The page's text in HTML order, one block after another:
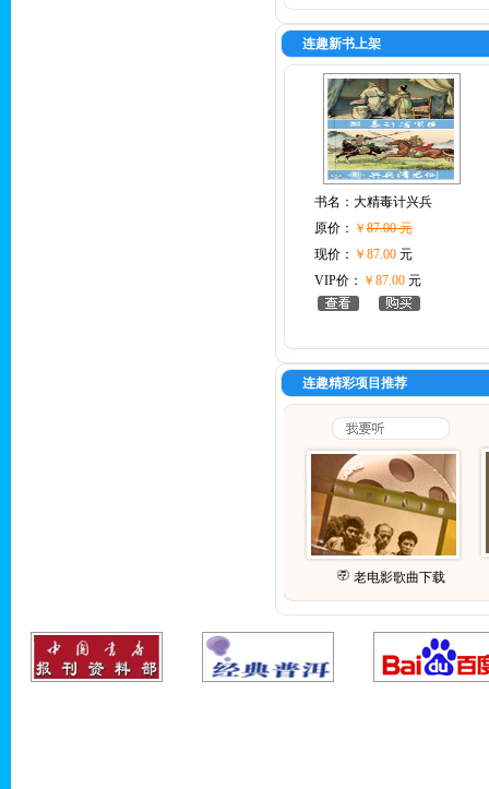
连趣新书上架
书名： 大精毒计兴兵
原价： ￥87.00 元
现价： ￥87.00元
VIP价： ￥87.00元
连趣精彩项目推荐
老电影歌曲下载